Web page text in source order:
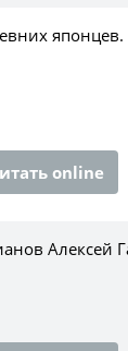
японцев.
online
Алексей